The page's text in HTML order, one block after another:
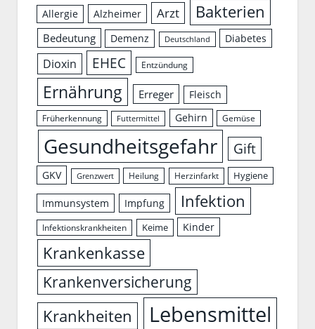
Allergie Alzheimer Arzt Bakterien
Bedeutung Demenz Deutschland Diabetes
Dioxin EHEC Entzündung
Ernährung Erreger Fleisch
Früherkennung Futtermittel Gehirn Gemüse
Gesundheitsgefahr Gift
GKV Grenzwert Heilung Herzinfarkt Hygiene
Immunsystem Impfung Infektion
Infektionskrankheiten Keime Kinder
Krankenkasse
Krankenversicherung
Krankheiten Lebensmittel